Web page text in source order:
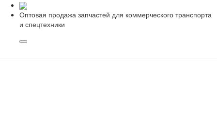
Оптовая продажа запчастей для коммерческого транспорта
и спецтехники